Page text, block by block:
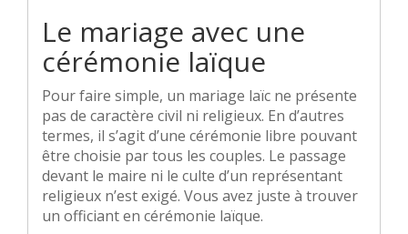
Le mariage avec une
cérémonie laïque
Pour faire simple, un mariage laïc ne présente
pas de caractère civil ni religieux. En d’autres
termes, il s’agit d’une cérémonie libre pouvant
être choisie par tous les couples. Le passage
devant le maire ni le culte d’un représentant
religieux n’est exigé. Vous avez juste à trouver
un officiant en cérémonie laïque.